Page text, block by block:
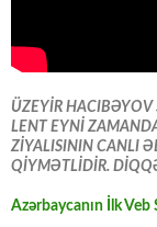
ÜZEYİR
LENT EYNİ
ZİYALISININ CANLI
QİYMƏTLİDİR.
Azərbaycanın İlk Veb